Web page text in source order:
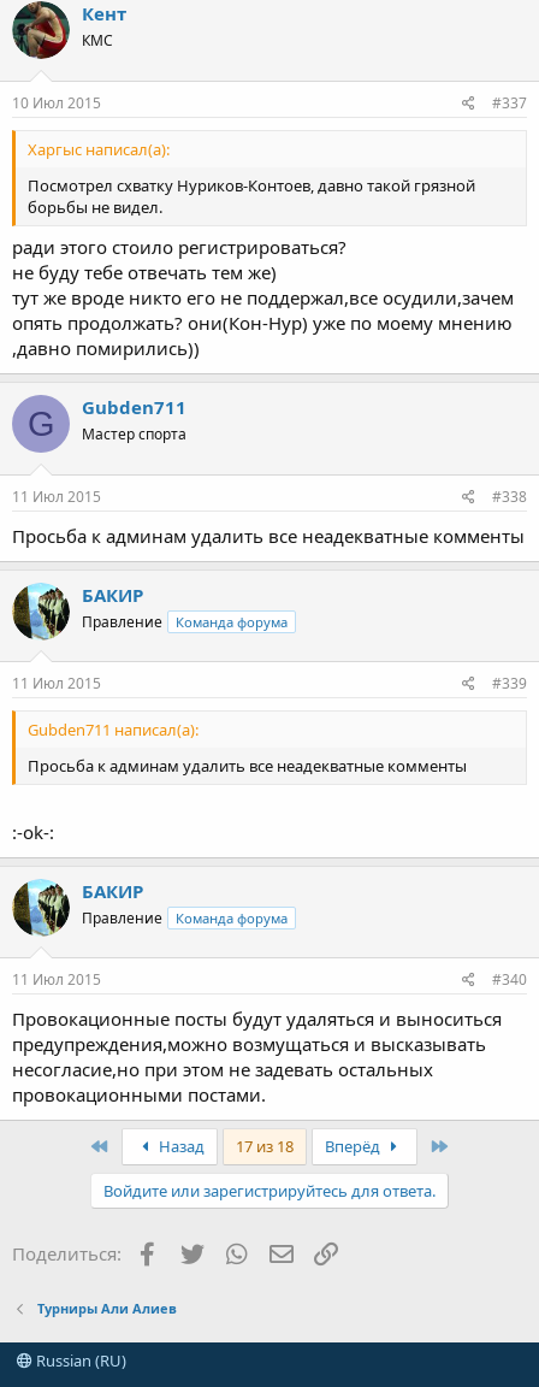
Кент
КМС
10 Июл 2015 #337
Харгыс написал(а):
Посмотрел схватку Нуриков-Контоев, давно такой грязной
борьбы не видел.
ради этого стоило регистрироваться?
не буду тебе отвечать тем же)
тут же вроде никто его не поддержал,все осудили,зачем
опять продолжать? они(Кон-Нур) уже по моему мнению
,давно помирились))
G Gubden711
Мастер спорта
11 Июл 2015 #338
Просьба к админам удалить все неадекватные комменты
БАКИР
Правление Команда форума
11 Июл 2015 #339
Gubden711 написал(а):
Просьба к админам удалить все неадекватные комменты
:-ok-:
БАКИР
Правление Команда форума
11 Июл 2015 #340
Провокационные посты будут удаляться и выноситься
предупреждения,можно возмущаться и высказывать
несогласие,но при этом не задевать остальных
провокационными постами.
Назад 17 из 18 Вперёд
Войдите или зарегистрируйтесь для ответа.
Поделиться: Facebook
Twitter WhatsAppЭлектронная почта
Турниры Али Алиев
Russian (RU)